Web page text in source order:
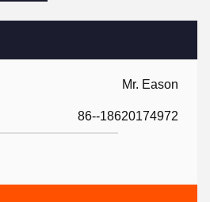
Mr. Eason
86--18620174972